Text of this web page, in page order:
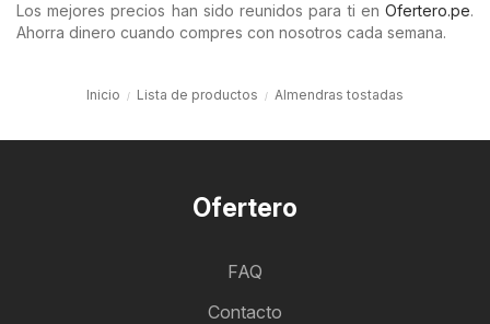
Los mejores precios han sido reunidos para ti en Ofertero.pe.
Ahorra dinero cuando compres con nosotros cada semana.
Inicio Lista de productos Almendras tostadas
Ofertero
FAQ
Contacto